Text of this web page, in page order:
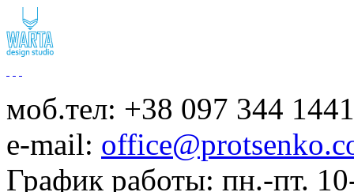
моб.тел: +38 097 344 1441
e-mail:
График работы: пн.-пт.